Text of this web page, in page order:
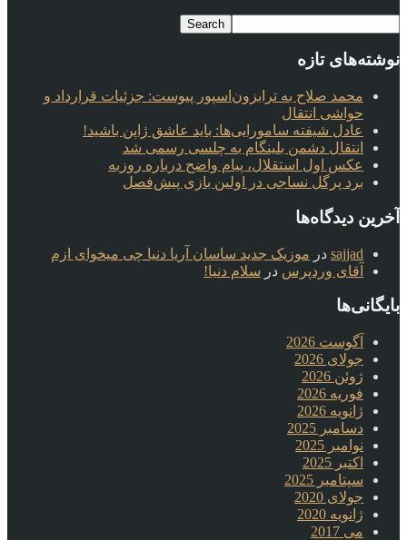
نوشته‌های تازه
محمد صلاح به ترابزون‌اسپور پیوست: جزئیات قرارداد و
حواشی انتقال
عادل شیفته سامورایی‌ها: باید عاشق ژاپن باشید!
انتقال دشمن بلینگام به چلسی رسمی شد
عکس اول استقلال، پیام واضح درباره روزبه
برد پرگل نساجی در اولین بازی پیش‌فصل
آخرین دیدگاه‌ها
sajjad در موزیک جدید ساسان آریا دنیا چی میخوای ازم
آقای وردپرس در سلام دنیا!
بایگانی‌ها
آگوست 2026
جولای 2026
ژوئن 2026
فوریه 2026
ژانویه 2026
دسامبر 2025
نوامبر 2025
اکتبر 2025
سپتامبر 2025
جولای 2020
ژانویه 2020
می 2017